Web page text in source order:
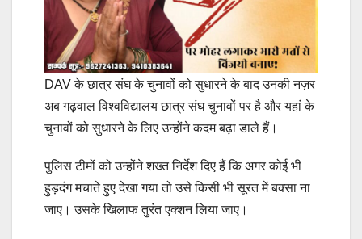
DAV के छात्र संघ के चुनावों को सुधारने के बाद उनकी नज़र
अब गढ़वाल विश्वविद्यालय छात्र संघ चुनावों पर है और यहां के
चुनावों को सुधारने के लिए उन्होंने कदम बढ़ा डाले हैं।
पुलिस टीमों को उन्होंने शख्त निर्देश दिए हैं कि अगर कोई भी
हुड़दंग मचाते हुए देखा गया तो उसे किसी भी सूरत में बक्सा ना
जाए। उसके खिलाफ तुरंत एक्शन लिया जाए।